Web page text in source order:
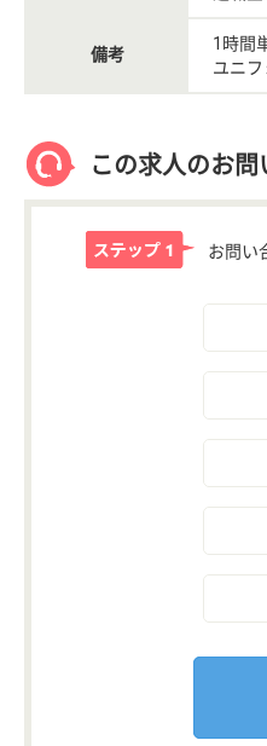
備考
1時間
ユニ
この求人のお問
お問い